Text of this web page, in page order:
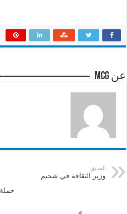
عن mcg
السابق
وزير الثقافة في شحيم